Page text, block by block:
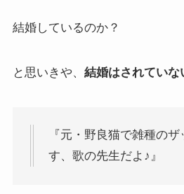
結婚しているのか？
と思いきや、 結婚はされていな
『元・野良猫で雑種の
す、歌の先生だよ♪』